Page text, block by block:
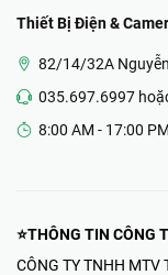
Thiết Bị Điện &
82/14/32A
035.697.6997
8:00 AM - 17:00 PM
⭐THÔNG TIN CÔNG
CÔNG TY TNHH MTV